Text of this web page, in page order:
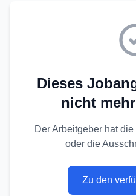
Dieses
nicht
Der Arbeitgeber hat
oder die
Zu den